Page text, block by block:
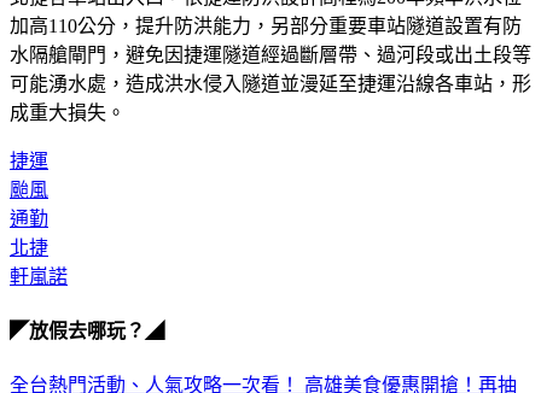
加高110公分，提升防洪能力，另部分重要車站隧道設置有防
水隔艙閘門，避免因捷運隧道經過斷層帶、過河段或出土段等
可能湧水處，造成洪水侵入隧道並漫延至捷運沿線各車站，形
成重大損失。
捷運
颱風
通勤
北捷
軒嵐諾
◤放假去哪玩？◢
全台熱門活動、人氣攻略一次看！ 高雄美食優惠開搶！再抽